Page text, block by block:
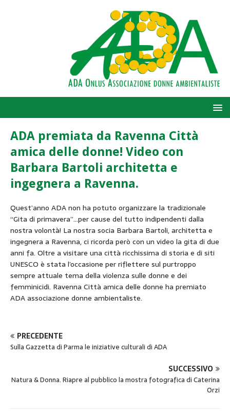
ADA premiata da Ravenna Città
amica delle donne! Video con
Barbara Bartoli architetta e
ingegnera a Ravenna.
Quest’anno ADA non ha potuto organizzare la tradizionale
“Gita di primavera”…per cause del tutto indipendenti dalla
nostra volontà! La nostra socia Barbara Bartoli, architetta e
ingegnera a Ravenna, ci ricorda però con un video la gita di due
anni fa. Oltre a visitare una città ricchissima di storia e di siti
UNESCO è stata l’occasione per riflettere sul purtroppo
sempre attuale tema della violenza sulle donne e dei
femminicidi. Ravenna Città amica delle donne ha premiato
ADA associazione donne ambientaliste.
PRECEDENTE
Sulla Gazzetta di Parma le iniziative culturali di ADA
SUCCESSIVO
Natura & Donna. Riapre al pubblico la mostra fotografica di Caterina
Orzi